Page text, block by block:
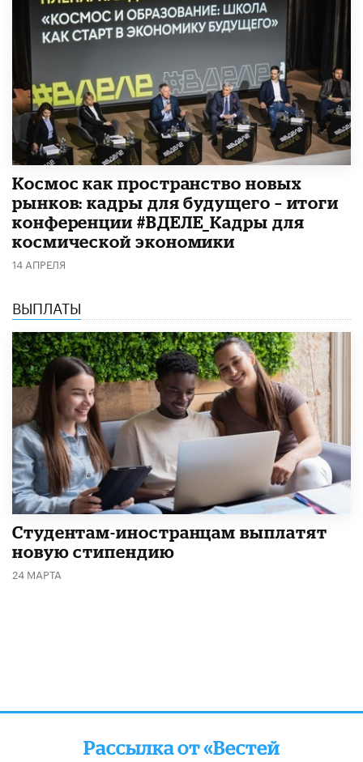
Космос как пространство новых
рынков: кадры для будущего – итоги
конференции #ВДЕЛЕ_Кадры для
космической экономики
14 АПРЕЛЯ
ВЫПЛАТЫ
Студентам-иностранцам выплатят
новую стипендию
24 МАРТА
Рассылка от «Вестей